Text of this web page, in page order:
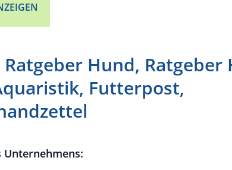
Ratgeber Hund, Ratgeber
Futterpost,